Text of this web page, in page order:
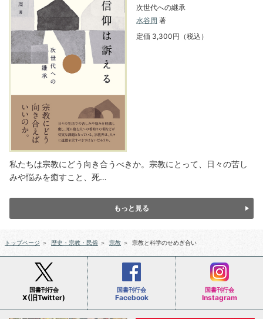
次世代への継承
水谷周 著
定価 3,300円（税込）
私たちは宗教にどう向き合うべきか。宗教にとって、日々の苦し
みや悩みを癒すこと、死…
もっと見る
トップページ ＞ 歴史・宗教・民俗 ＞ 宗教 ＞ 宗教と科学のせめぎ合い
国書刊行会
X(旧Twitter)
国書刊行会
Facebook
国書刊行会
Instagram